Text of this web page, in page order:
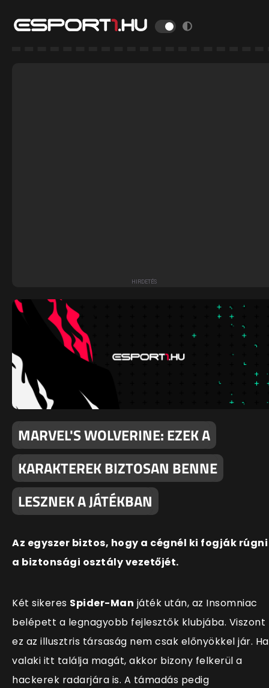
MARVEL'S WOLVERINE: EZEK A
KARAKTEREK BIZTOSAN BENNE
LESZNEK A JÁTÉKBAN
Az egyszer biztos, hogy a cégnél ki fogják rúgni
a biztonsági osztály vezetőjét.
Két sikeres Spider-Man játék után, az Insomniac
belépett a legnagyobb fejlesztők klubjába. Viszont
ez az illusztris társaság nem csak előnyökkel jár. Ha
valaki itt találja magát, akkor bizony felkerül a
hackerek radarjára is. A támadás pedig